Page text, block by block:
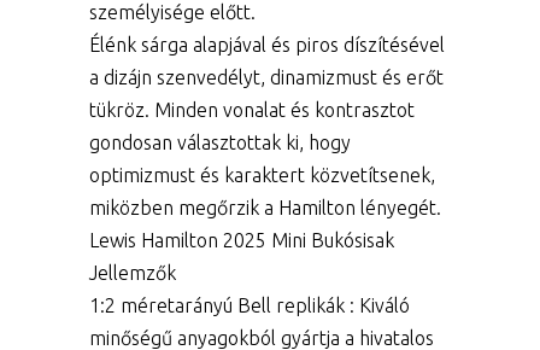
személyisége előtt.
Élénk sárga alapjával és piros díszítésével
a dizájn szenvedélyt, dinamizmust és erőt
tükröz. Minden vonalat és kontrasztot
gondosan választottak ki, hogy
optimizmust és karaktert közvetítsenek,
miközben megőrzik a Hamilton lényegét.
Lewis Hamilton 2025 Mini Bukósisak
Jellemzők
1:2 méretarányú Bell replikák : Kiváló
minőségű anyagokból gyártja a hivatalos